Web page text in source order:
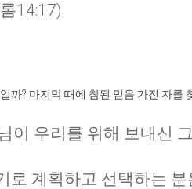
14:17)
까? 마지막 때에 참된 믿음 가진 자를
이 우리를 위해 보내신
로 계획하고 선택하는